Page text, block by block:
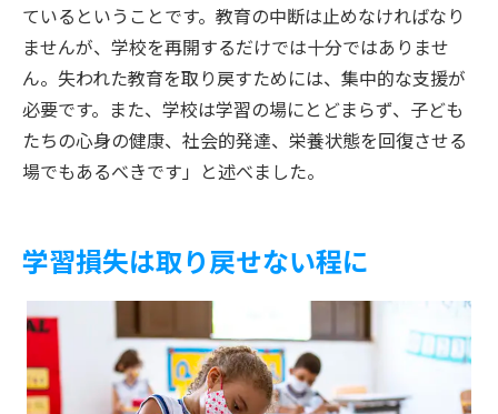
ているということです。教育の中断は止めなければなり
ませんが、学校を再開するだけでは十分ではありませ
ん。失われた教育を取り戻すためには、集中的な支援が
必要です。また、学校は学習の場にとどまらず、子ども
たちの心身の健康、社会的発達、栄養状態を回復させる
場でもあるべきです」と述べました。
学習損失は取り戻せない程に